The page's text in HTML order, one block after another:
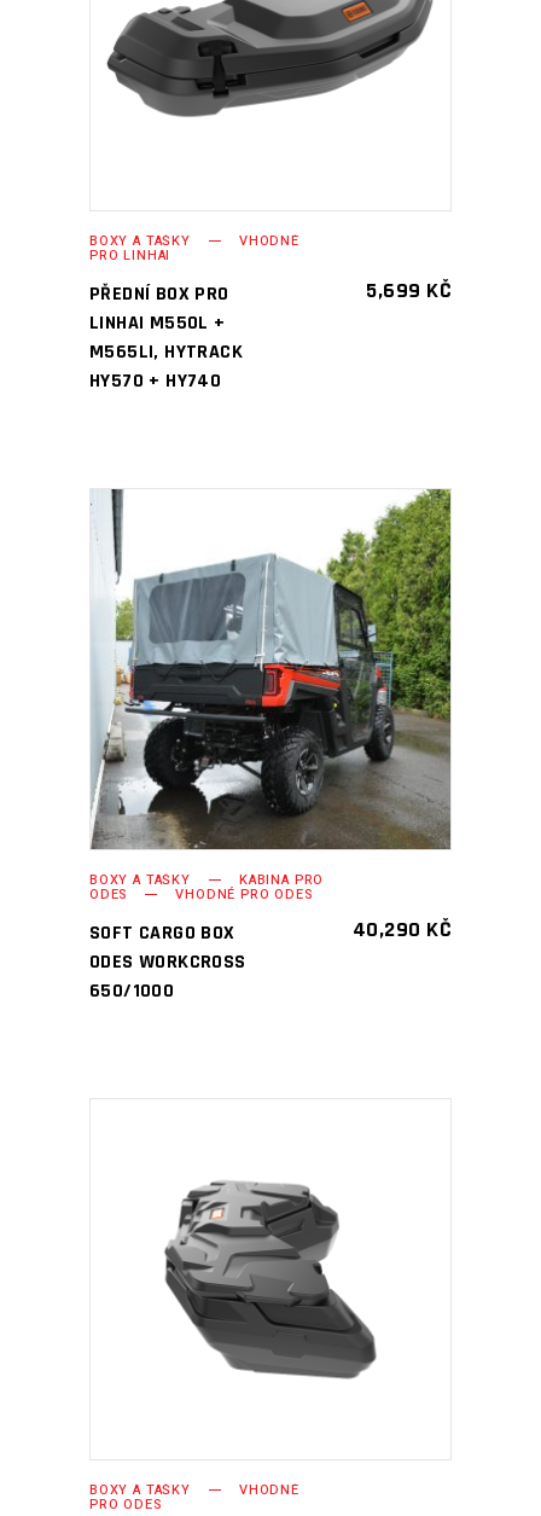
PŘIDAT DO KOŠÍKU
BOXY A TAŠKY VHODNÉ
PRO LINHAI
PŘEDNÍ BOX PRO
LINHAI M550L +
M565LI, HYTRACK
HY570 + HY740
5,699 KČ
PŘIDAT DO KOŠÍKU
BOXY A TAŠKY KABINA PRO
ODES VHODNÉ PRO ODES
SOFT CARGO BOX
ODES WORKCROSS
650/1000
40,290 KČ
PŘIDAT DO KOŠÍKU
BOXY A TAŠKY VHODNÉ
PRO ODES